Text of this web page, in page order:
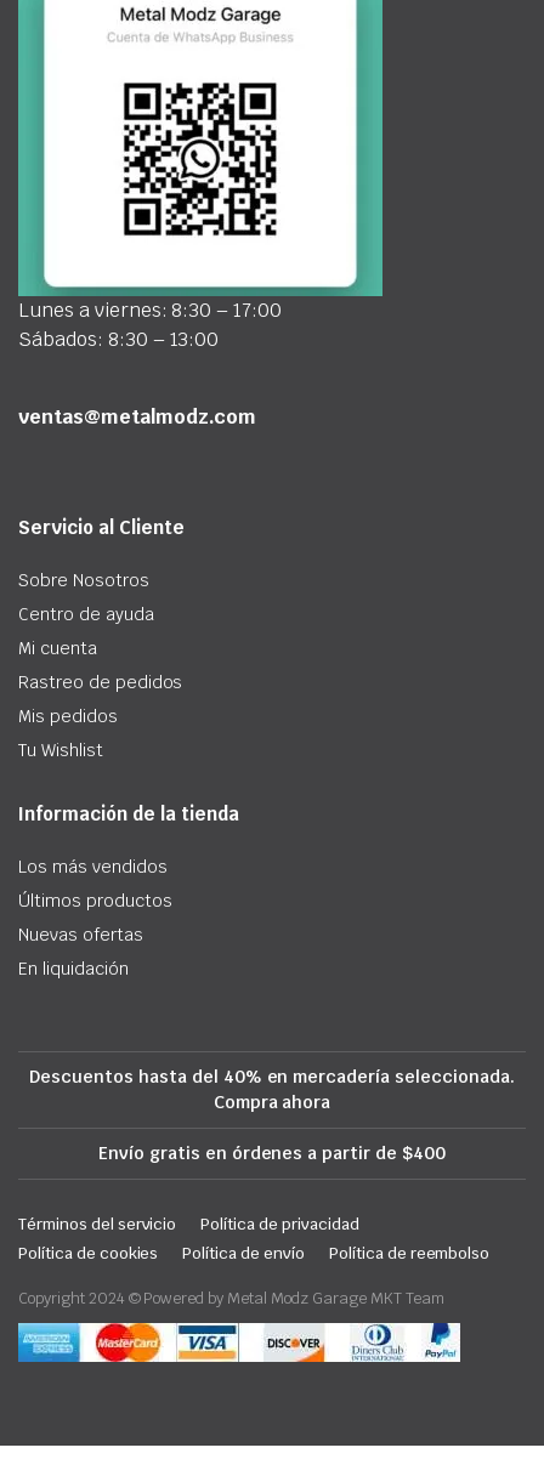
Lunes a viernes: 8:30 – 17:00
Sábados: 8:30 – 13:00
ventas@metalmodz.com
Servicio al Cliente
Sobre Nosotros
Centro de ayuda
Mi cuenta
Rastreo de pedidos
Mis pedidos
Tu Wishlist
Información de la tienda
Los más vendidos
Últimos productos
Nuevas ofertas
En liquidación
Descuentos hasta del 40% en mercadería seleccionada.
Compra ahora
Envío gratis en órdenes a partir de $400
Términos del servicio
Política de privacidad
Política de cookies
Política de envío Política de reembolso
Copyright 2024 © Powered by Metal Modz Garage MKT Team